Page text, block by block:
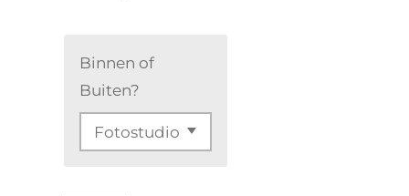
Binnen of
Buiten?